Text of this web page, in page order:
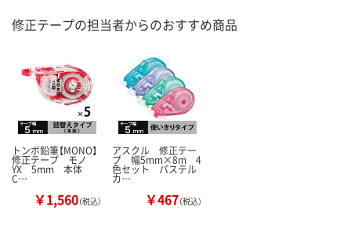
修正テープの担当者からのおすすめ商品
トンボ鉛筆【MONO】
修正テープ モノ
YX 5mm 本体
C…
￥1,560（税込）
アスクル 修正テー
プ 幅5mm×8m 4
色セット パステル
カ…
￥467（税込）